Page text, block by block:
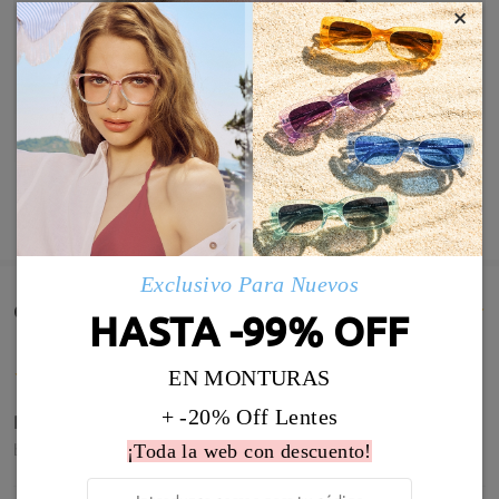
MOSTRAR MÁS
Comentarios de Clientes(881)
Perfecta la graduación, estoy muy contenta
by Carmen García Galgo onAug 4 , 2026
×
Exclusivo Para Nuevos
HASTA -99% OFF
EN MONTURAS
+ -20% Off Lentes
¡Toda la web con descuento!